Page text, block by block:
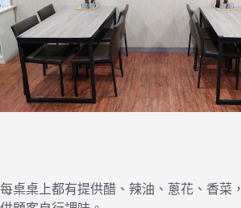
每桌桌上都有提供醋、辣油、蔥花、香菜，